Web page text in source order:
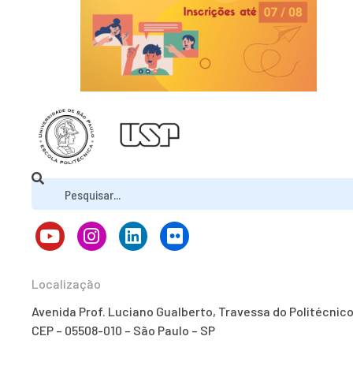
Localização
Avenida Prof. Luciano Gualberto, Travessa do
CEP – 05508-010 – São Paulo – SP